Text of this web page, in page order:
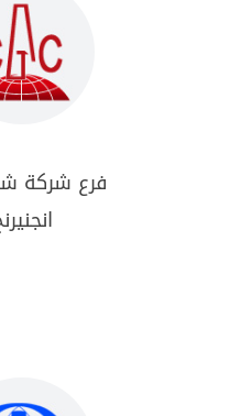
فرع شركة